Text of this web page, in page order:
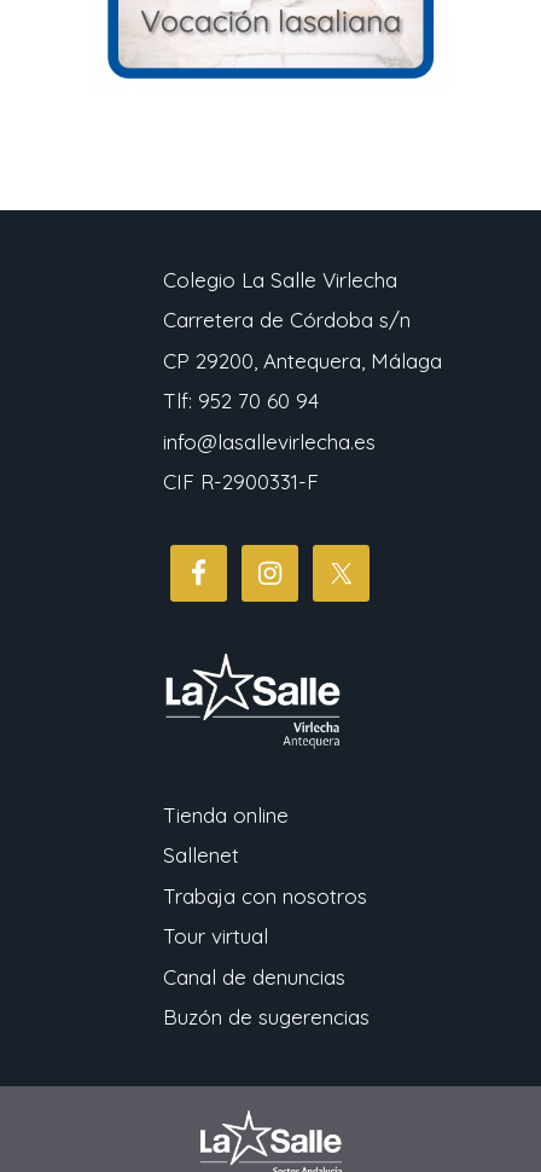
Colegio La Salle Virlecha
Carretera de Córdoba s/n
CP 29200, Antequera, Málaga
Tlf: 952 70 60 94
info@lasallevirlecha.es
CIF R-2900331-F
Tienda online
Sallenet
Trabaja con nosotros
Tour virtual
Canal de denuncias
Buzón de sugerencias